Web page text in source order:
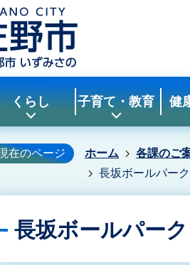
くらし 子育て・教育 健
在のページ ホーム 各課のご
長坂ボールパー
長坂ボールパー